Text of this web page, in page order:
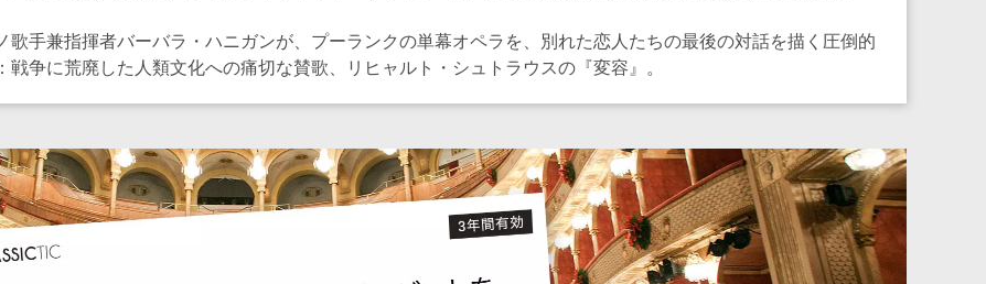
手兼指揮者バーバラ・ハニガンが、プーランクの単幕オペラを、別れた恋人たちの最後の対話を描く圧倒的
争に荒廃した人類文化への痛切な賛歌、リヒャルト・シュトラウスの『変容』。